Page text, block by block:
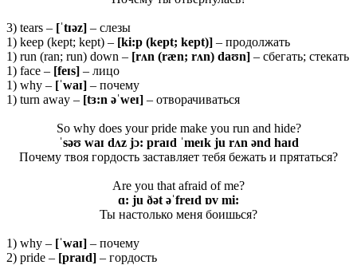
3) tears – [ˈtɪəz] – слезы
1) keep (kept; kept) – [ki:p (kept; kept)] – продолжать
1) run (ran; run) down – [rʌn (ræn; rʌn) daʊn] – сбегать; стекать
1) face – [feɪs] – лицо
1) why – [ˈwaɪ] – почему
1) turn away – [tɜ:n əˈweɪ] – отворачиваться
So why does your pride make you run and hide?
ˈsəʊ waɪ dʌz jɔ: praɪd ˈmeɪk ju rʌn ənd haɪd
Почему твоя гордость заставляет тебя бежать и прятаться?
Are you that afraid of me?
ɑ: ju ðət əˈfreɪd ɒv mi:
Ты настолько меня боишься?
1) why – [ˈwaɪ] – почему
2) pride – [praɪd] – гордость